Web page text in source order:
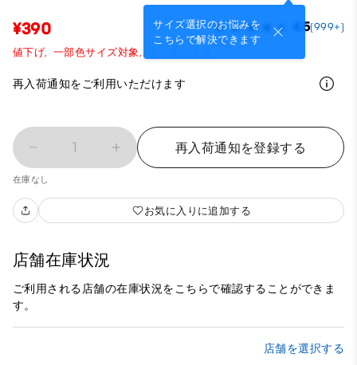
サイズ選択のお悩みを
こちらで解決できます
¥390 4.5(999+)
値下げ, 一部色サイズ対象,
再入荷通知をご利用いただけます
1 再入荷通知を登録する
在庫なし
お気に入りに追加する
店舗在庫状況
ご利用される店舗の在庫状況をこちらで確認することができま
す。
店舗を選択する